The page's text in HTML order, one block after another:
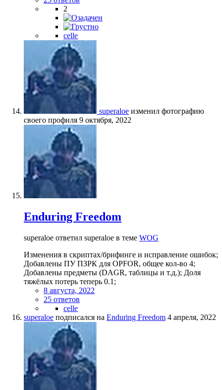
2
celle
superaloe изменил фотографию
своего профиля 9 октября, 2022
Enduring Freedom
superaloe ответил superaloe в теме WOG
Изменения в скриптах/брифинге и исправление ошибок;
Добавлены ПУ ПЗРК для OPFOR, общее кол-во 4;
Добавлены предметы (DAGR, таблицы и т.д.); Доля
тяжёлых потерь теперь 0.1;
8 августа, 2022
25 ответов
celle
superaloe подписался на Enduring Freedom 4 апреля, 2022